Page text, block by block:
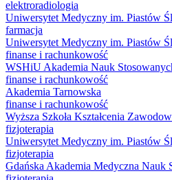
elektroradiologia
Uniwersytet Medyczny im. Piastów
farmacja
Uniwersytet Medyczny im. Piastów
finanse i rachunkowość
WSHiU Akademia Nauk
finanse i rachunkowość
Akademia Tarnowska
finanse i rachunkowość
Wyższa Szkoła Kształcenia
fizjoterapia
Uniwersytet Medyczny im. Piastów
fizjoterapia
Gdańska Akademia Medyczna Nauk